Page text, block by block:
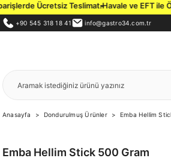
Ücretsiz Teslimat.Havale ve EFT ile
+90 545 318 18 41 info@gastro34.com.tr
Anasayfa Dondurulmuş Ürünler Emba Hellim
Emba Hellim Stick 500 Gram